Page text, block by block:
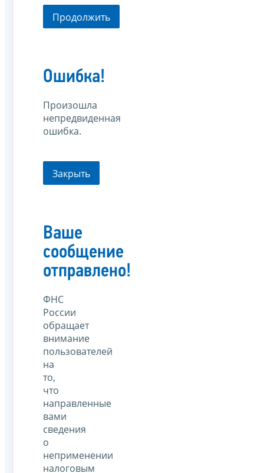
Продолжить
Ошибка!
Произошла
непредвиденная
ошибка.
Закрыть
Ваше
сообщение
отправлено!
ФНС
России
обращает
внимание
пользователей
на
то,
что
направленные
вами
сведения
о
неприменении
налоговым